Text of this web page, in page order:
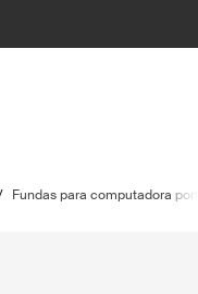
Fundas para computadora